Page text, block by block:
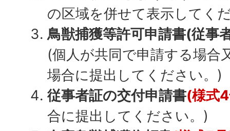
の区域を併せて表示してく
鳥獣捕獲等許可申請書(従事
(個人が共同で申請する場合
場合に提出してください。)
従事者証の交付申請書(様式
合に提出してください。)